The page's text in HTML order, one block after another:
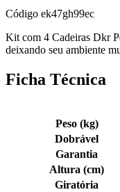
Código ek47gh99ec
Kit com 4 Cadeiras Dkr
deixando seu ambiente
Ficha Técnica
Peso (kg)
Dobrável
Garantia
Altura (cm)
Giratória